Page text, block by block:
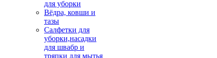
для уборки
Вёдра, ковши и
тазы
Салфетки для
уборки,насадки
для швабр и
тряпки для мытья